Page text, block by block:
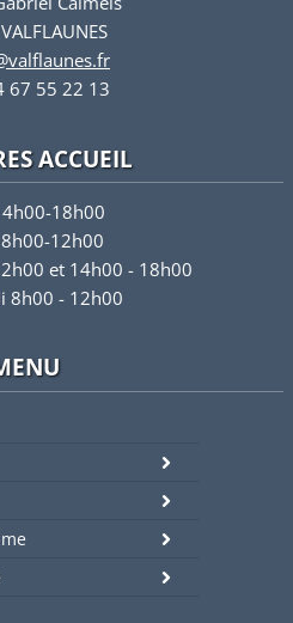
67 55 22 13
ACCUEIL
18h00
12h00
et 14h00 - 18h00
8h00 - 12h00